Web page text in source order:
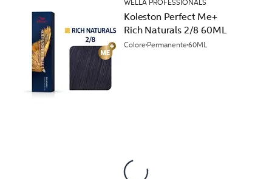
WELLA PROFESSIONALS
Koleston Perfect Me+
Rich Naturals 2/8 60ML
Colore Permanente60ML